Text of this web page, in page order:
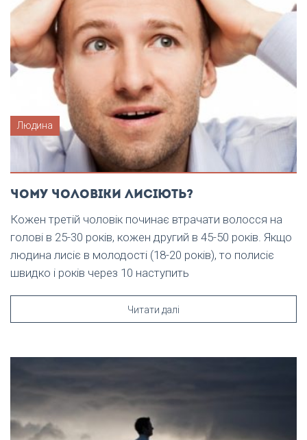
Людина
Чому чоловіки лисіють?
Кожен третій чоловік починає втрачати волосся на
голові в 25-30 років, кожен другий в 45-50 років. Якщо
людина лисіє в молодості (18-20 років), то полисіє
швидко і років через 10 наступить
Читати далі